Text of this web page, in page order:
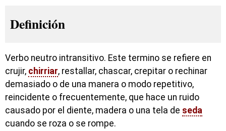
Definición
Verbo neutro intransitivo. Este termino se refiere en
crujir, chirriar, restallar, chascar, crepitar o rechinar
demasiado o de una manera o modo repetitivo,
reincidente o frecuentemente, que hace un ruido
causado por el diente, madera o una tela de seda
cuando se roza o se rompe.